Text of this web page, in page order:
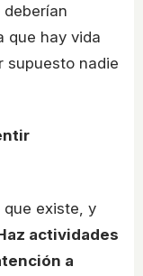
que hay vida
supuesto nadie
que existe, y
actividades
a